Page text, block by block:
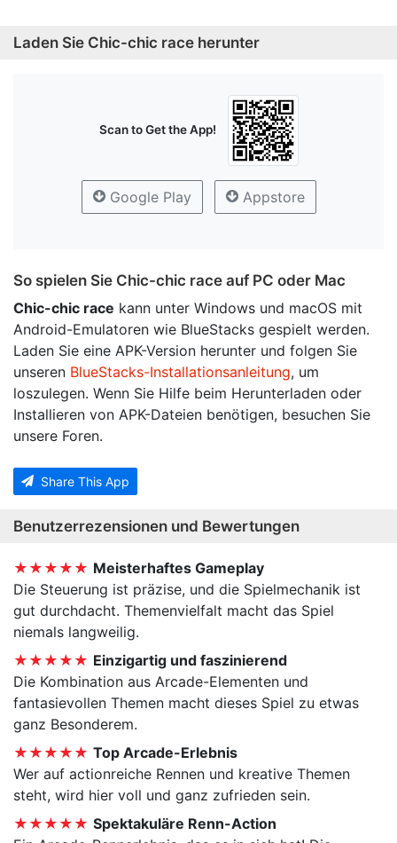
Laden Sie Chic-chic race herunter
Scan to Get the App!
Google Play Appstore
So spielen Sie Chic-chic race auf PC oder Mac
Chic-chic race kann unter Windows und macOS mit
Android-Emulatoren wie BlueStacks gespielt werden.
Laden Sie eine APK-Version herunter und folgen Sie
unseren BlueStacks-Installationsanleitung, um
loszulegen. Wenn Sie Hilfe beim Herunterladen oder
Installieren von APK-Dateien benötigen, besuchen Sie
unsere Foren.
Share This App
Benutzerrezensionen und Bewertungen
★★★★★ Meisterhaftes Gameplay
Die Steuerung ist präzise, und die Spielmechanik ist
gut durchdacht. Themenvielfalt macht das Spiel
niemals langweilig.
★★★★★ Einzigartig und faszinierend
Die Kombination aus Arcade-Elementen und
fantasievollen Themen macht dieses Spiel zu etwas
ganz Besonderem.
★★★★★ Top Arcade-Erlebnis
Wer auf actionreiche Rennen und kreative Themen
steht, wird hier voll und ganz zufrieden sein.
★★★★★ Spektakuläre Renn-Action